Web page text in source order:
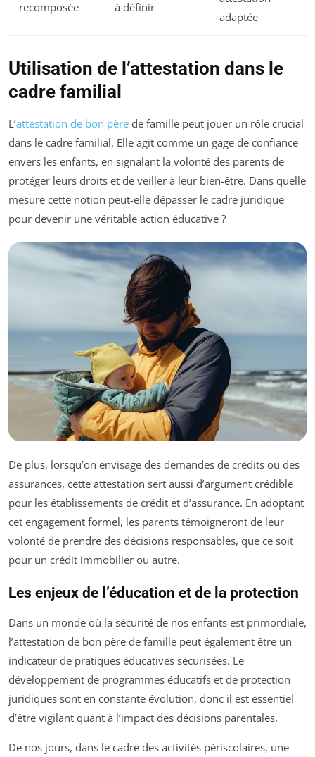
recomposée
à définir
adaptée
Utilisation de l’attestation dans le
cadre familial
L’attestation de bon père de famille peut jouer un rôle crucial
dans le cadre familial. Elle agit comme un gage de confiance
envers les enfants, en signalant la volonté des parents de
protéger leurs droits et de veiller à leur bien-être. Dans quelle
mesure cette notion peut-elle dépasser le cadre juridique
pour devenir une véritable action éducative ?
De plus, lorsqu’on envisage des demandes de crédits ou des
assurances, cette attestation sert aussi d’argument crédible
pour les établissements de crédit et d’assurance. En adoptant
cet engagement formel, les parents témoigneront de leur
volonté de prendre des décisions responsables, que ce soit
pour un crédit immobilier ou autre.
Les enjeux de l’éducation et de la protection
Dans un monde où la sécurité de nos enfants est primordiale,
l’attestation de bon père de famille peut également être un
indicateur de pratiques éducatives sécurisées. Le
développement de programmes éducatifs et de protection
juridiques sont en constante évolution, donc il est essentiel
d’être vigilant quant à l’impact des décisions parentales.
De nos jours, dans le cadre des activités périscolaires, une